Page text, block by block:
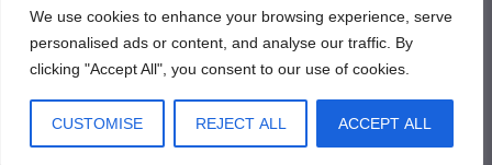
We use cookies to enhance your browsing experience, serve
personalised ads or content, and analyse our traffic. By
clicking "Accept All", you consent to our use of cookies.
CUSTOMISE REJECT ALL ACCEPT ALL
Scommetti Online is part of the network
IsayBlog!
Scommettionline.com © 2026. All right reserverd.